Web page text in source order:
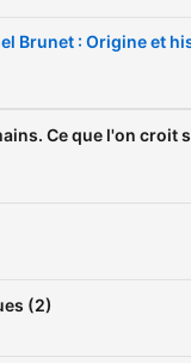
Brunet : Origine et
Ce que l'on croit
(2)